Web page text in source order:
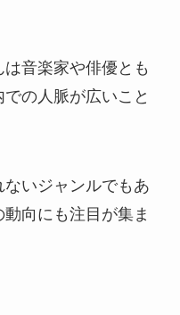
音楽家や俳優とも
の人脈が広いこと
いジャンルでもあ
向にも注目が集ま